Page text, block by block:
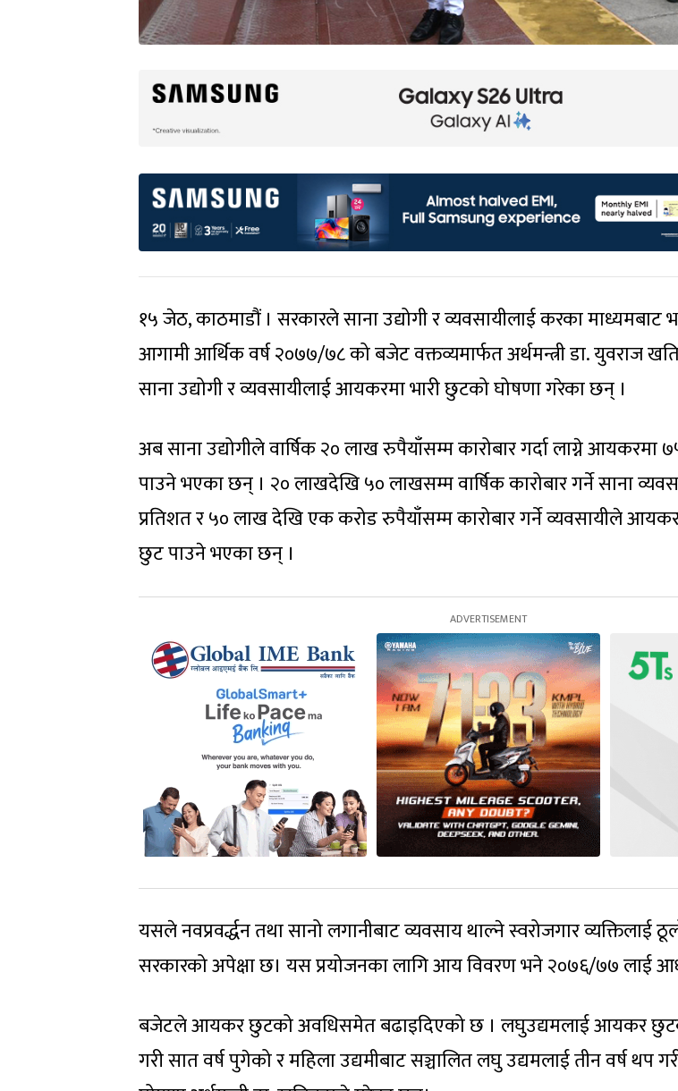
१५ जेठ, काठमाडौं । सरकारले साना उद्योगी र व्यवसायीलाई करका माध्यमबाट
आगामी आर्थिक वर्ष २०७७/७८ को बजेट वक्तव्यमार्फत अर्थमन्त्री डा. युवराज
साना उद्योगी र व्यवसायीलाई आयकरमा भारी छुटको घोषणा गरेका छन् ।
अब साना उद्योगीले वार्षिक २० लाख रुपैयाँसम्म कारोबार गर्दा लाग्ने आयकरमा
पाउने भएका छन् । २० लाखदेखि ५० लाखसम्म वार्षिक कारोबार गर्ने साना
प्रतिशत र ५० लाख देखि एक करोड रुपैयाँसम्म कारोबार गर्ने व्यवसायीले
छुट पाउने भएका छन् ।
यसले नवप्रवर्द्धन तथा सानो लगानीबाट व्यवसाय थाल्ने स्वरोजगार व्यक्तिलाई
सरकारको अपेक्षा छ। यस प्रयोजनका लागि आय विवरण भने २०७६/७७ लाई
बजेटले आयकर छुटको अवधिसमेत बढाइदिएको छ । लघुउद्यमलाई आयकर
गरी सात वर्ष पुगेको र महिला उद्यमीबाट सञ्चालित लघु उद्यमलाई तीन वर्ष थप